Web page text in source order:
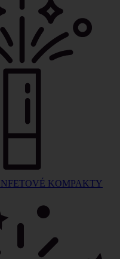
KOMPAKTY